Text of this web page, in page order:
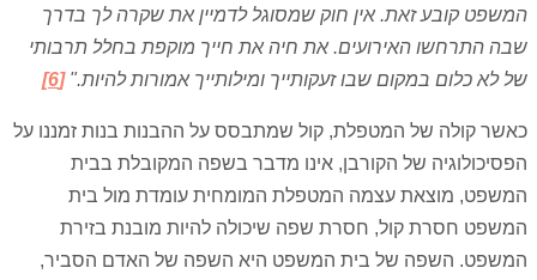
המשפט קובע זאת. אין חוק שמסוגל לדמיין את שקרה לך בדרך
שבה התרחשו האירועים. את חיה את חייך מוקפת בחלל תרבותי
של לא כלום במקום שבו זעקותייך ומילותייך אמורות להיות."
[6]
כאשר קולה של המטפלת, קול שמתבסס על ההבנות בנות זמננו על
הפסיכולוגיה של הקורבן, אינו מדבר בשפה המקובלת בבית
המשפט, מוצאת עצמה המטפלת המומחית עומדת מול בית
המשפט חסרת קול, חסרת שפה שיכולה להיות מובנת בזירת
המשפט. השפה של בית המשפט היא השפה של האדם הסביר,